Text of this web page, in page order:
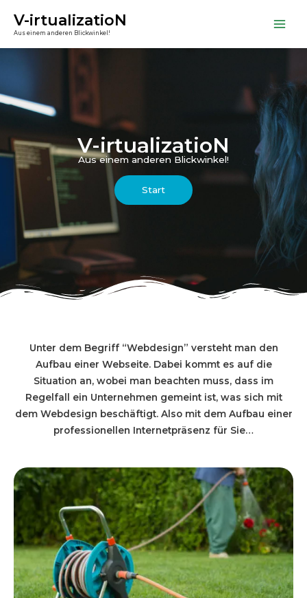
V-irtualizatioN
Aus einem anderen Blickwinkel!
V-irtualizatioN
Aus einem anderen Blickwinkel!
Start
Unter dem Begriff “Webdesign” versteht man den
Aufbau einer Webseite. Dabei kommt es auf die
Situation an, wobei man beachten muss, dass im
Regelfall ein Unternehmen gemeint ist, was sich mit
dem Webdesign beschäftigt. Also mit dem Aufbau einer
professionellen Internetpräsenz für Sie…